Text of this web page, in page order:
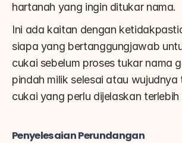
hartanah yang ingin ditukar nama.
Ini ada kaitan dengan
siapa yang bertanggungjawab
cukai sebelum proses tukar nama
pindah milik selesai atau
cukai yang perlu dijelaskan terlebih
Penyelesaian Perundangan